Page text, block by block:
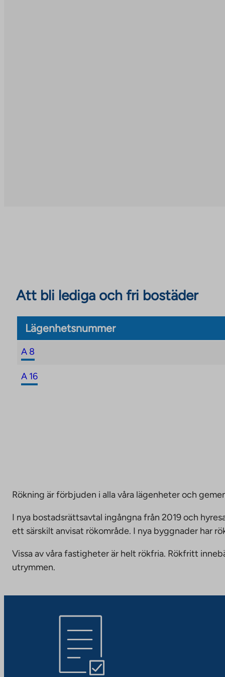
Att bli lediga och fri bostäder
Lägenhetsnummer
A 8
A 16
Rökning är förbjuden i alla våra lägenheter och
I nya bostadsrättsavtal ingångna från 2019 och
ett särskilt anvisat rökområde. I nya byggnader har
Vissa av våra fastigheter är helt rökfria. Rökfritt
utrymmen.